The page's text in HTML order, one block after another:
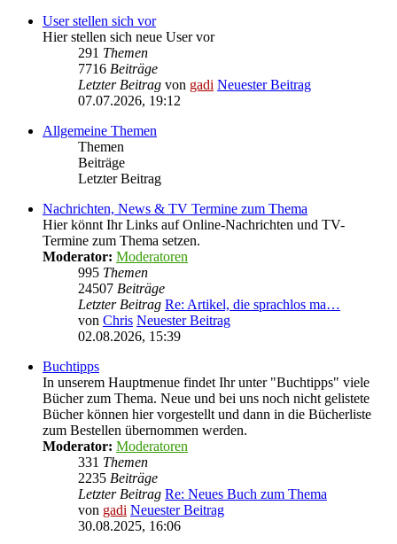
User stellen sich vor
Hier stellen sich neue User vor
291 Themen
7716 Beiträge
Letzter Beitrag von gadi Neuester Beitrag
07.07.2026, 19:12
Allgemeine Themen
Themen
Beiträge
Letzter Beitrag
Nachrichten, News & TV Termine zum Thema
Hier könnt Ihr Links auf Online-Nachrichten und TV-
Termine zum Thema setzen.
Moderator: Moderatoren
995 Themen
24507 Beiträge
Letzter Beitrag Re: Artikel, die sprachlos ma…
von Chris Neuester Beitrag
02.08.2026, 15:39
Buchtipps
In unserem Hauptmenue findet Ihr unter "Buchtipps" viele
Bücher zum Thema. Neue und bei uns noch nicht gelistete
Bücher können hier vorgestellt und dann in die Bücherliste
zum Bestellen übernommen werden.
Moderator: Moderatoren
331 Themen
2235 Beiträge
Letzter Beitrag Re: Neues Buch zum Thema
von gadi Neuester Beitrag
30.08.2025, 16:06